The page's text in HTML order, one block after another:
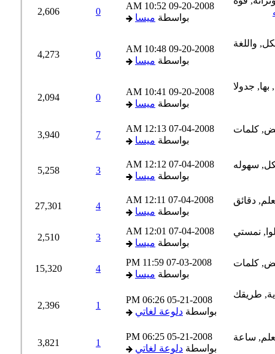
09-20-2008
10:52 AM
بواسطةميسا
2,606
09-20-2008
10:48 AM
بواسطةميسا
4,273
09-20-2008
10:41 AM
بواسطةميسا
2,094
07-04-2008
12:13 AM
بواسطةميسا
3,940
07-04-2008
12:12 AM
بواسطةميسا
5,258
07-04-2008
12:11 AM
بواسطةميسا
27,301
07-04-2008
12:01 AM
بواسطةميسا
2,510
07-03-2008
11:59 PM
بواسطةميسا
15,320
05-21-2008
06:26 PM
بواسطةدلوعة لغاتي
2,396
05-21-2008
06:25 PM
بواسطةدلوعة لغاتي
3,821